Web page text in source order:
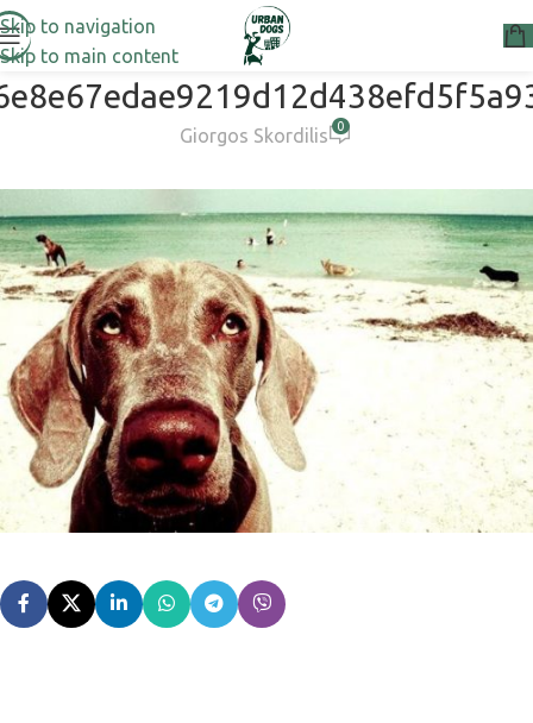
Skip to navigation
Skip to main content
Giorgos Skordilis 0